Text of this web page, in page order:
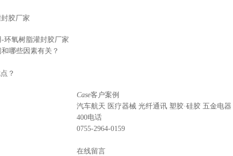
胶厂家
环氧树脂灌封胶厂家
哪些因素有关？
？
Case客户案例
汽车航天 医疗器械 光纤通讯 塑胶·硅胶 五金电器
400电话
0755-2964-0159
在线留言